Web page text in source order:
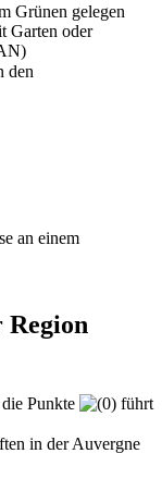
Grünen gelegen
Garten oder
den
an einem
Region
Punkte
führt